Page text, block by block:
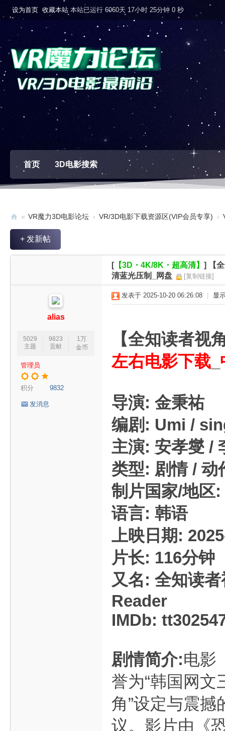
设为首页 收藏本站 本站已运行 6060天 17小时 25分钟 1 秒
首页 3D电影搜索
V
» VR魔力3D电影论坛 › VR/3D电影下载资源区(VIP会员专享) ›
+ 发新帖
[【3D・4K/8K・超高清】 ]
【
清蓝光压制_网盘
[复制链接]
alias
5029
主题
9823
贡献
1万
金币
管理员
积分 9832
发消息
发表于 2025-10-20 06:26:08 显
【全知读者视
左右电影下载
导演: 金秉祐
编剧: Umi /
主演: 安孝燮 /
类型: 剧情 / 动
制片国家/地区:
语言: 韩语
上映日期:
片长: 116分钟
又名: 全知读
Reader
IMDb:
剧情简介:电影
誉为“韩国网文
角”设定与震
议。影片由《